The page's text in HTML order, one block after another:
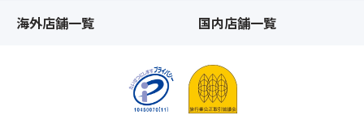
海外店舗一覧 国内店舗一覧